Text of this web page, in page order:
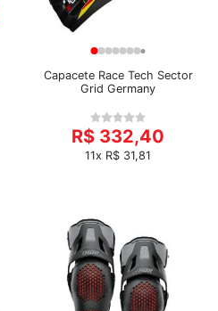
Capacete Race Tech Sector
Grid Germany
R$ 332,40
11x R$ 31,81